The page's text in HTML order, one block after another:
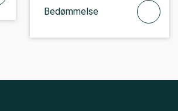
Bedømmelse